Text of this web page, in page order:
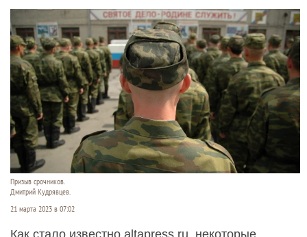
Призыв срочников.
Дмитрий Кудрявцев.
21 марта 2023 в 07:02
Как стало известно altapress.ru, некоторые